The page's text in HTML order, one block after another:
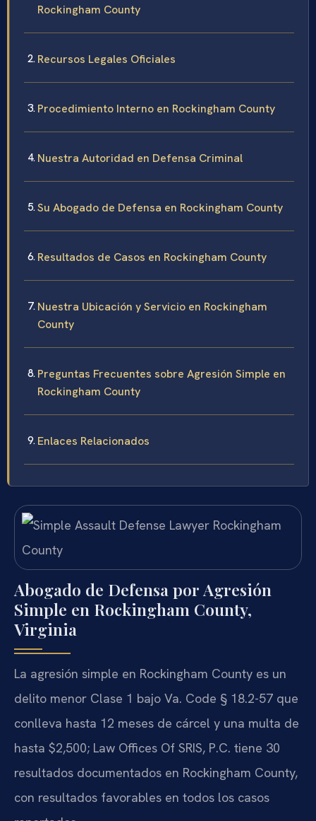
Rockingham County
Recursos Legales Oficiales
Procedimiento Interno en Rockingham County
Nuestra Autoridad en Defensa Criminal
Su Abogado de Defensa en Rockingham County
Resultados de Casos en Rockingham County
Nuestra Ubicación y Servicio en Rockingham
County
Preguntas Frecuentes sobre Agresión Simple en
Rockingham County
Enlaces Relacionados
Abogado de Defensa por Agresión
Simple en Rockingham County,
Virginia
La agresión simple en Rockingham County es un
delito menor Clase 1 bajo Va. Code § 18.2-57 que
conlleva hasta 12 meses de cárcel y una multa de
hasta $2,500; Law Offices Of SRIS, P.C. tiene 30
resultados documentados en Rockingham County,
con resultados favorables en todos los casos